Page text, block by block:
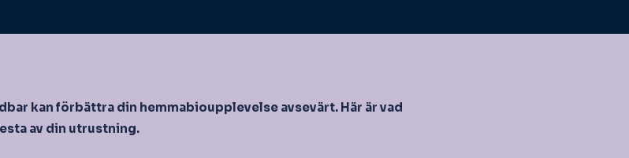
kan förbättra din hemmabioupplevelse avsevärt. Här är vad
av din utrustning.